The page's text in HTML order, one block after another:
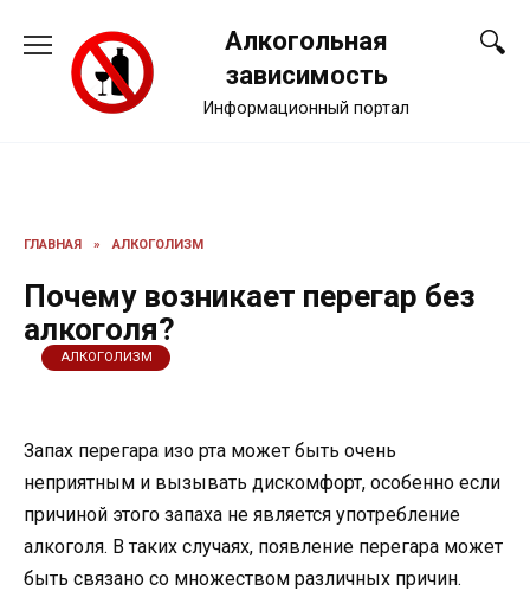
содержанию
Алкогольная
зависимость
Информационный портал
ГЛАВНАЯ » АЛКОГОЛИЗМ
Почему возникает перегар без
алкоголя?
АЛКОГОЛИЗМ
Запах перегара изо рта может быть очень
неприятным и вызывать дискомфорт, особенно если
причиной этого запаха не является употребление
алкоголя. В таких случаях, появление перегара может
быть связано со множеством различных причин.